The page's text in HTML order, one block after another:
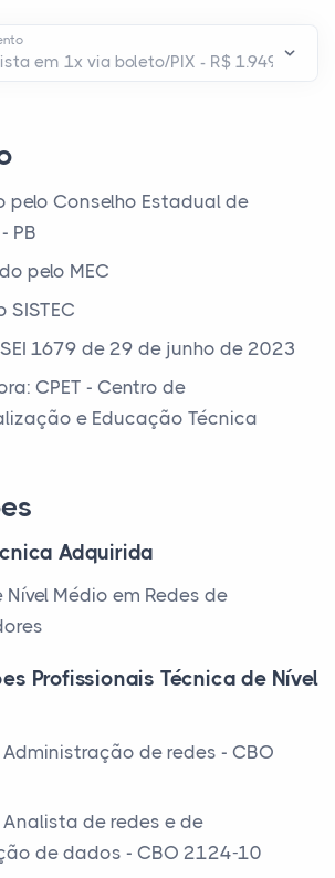
pelo Conselho Estadual de
PB
pelo MEC
SISTEC
SEI 1679 de 29 de junho de 2023
CPET - Centro de
e Educação Técnica
Adquirida
Nível Médio em Redes de
Profissionais Técnica de Nível
de redes - CBO
de redes e de
de dados - CBO 2124-10